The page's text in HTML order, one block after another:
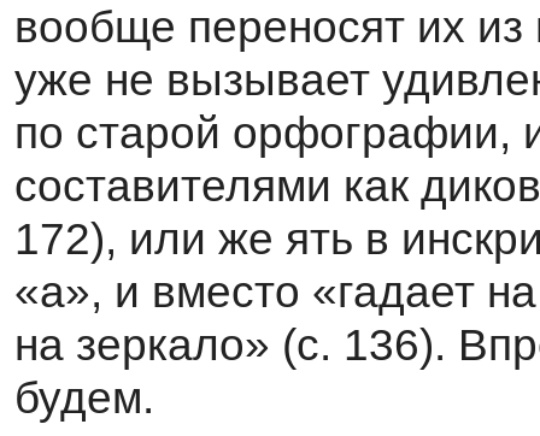
вообще переносят их из
уже не вызывает
по старой орфографии,
составителями как
172), или же ять в
«а», и вместо «гадает
на зеркало» (с. 136).
будем.